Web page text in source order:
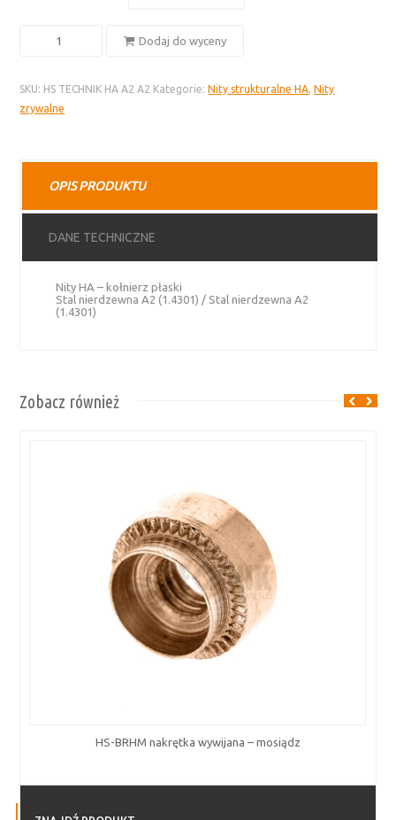
–
stal
płaski
Dodaj do wyceny
SKU: HS TECHNIK HA A2 A2 Kategorie:Nity strukturalne HA,Nity
zrywalne
OPIS PRODUKTU
DANE TECHNICZNE
Nity HA – kołnierz płaski
Stal nierdzewna A2 (1.4301) / Stal nierdzewna A2
(1.4301)
Zobacz również
HS-BRHM nakrętka wywijana – mosiądz